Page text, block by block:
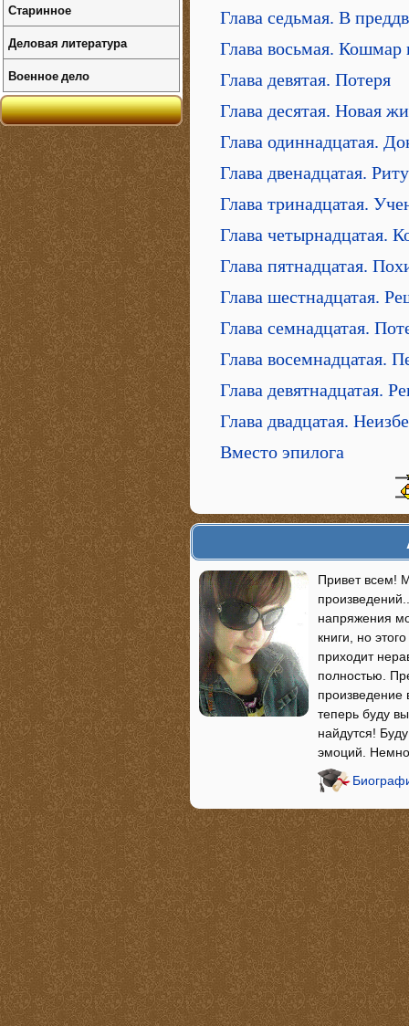
Глава седьмая. В
Глава восьмая. Кошмар
Глава девятая. Потеря
Глава десятая. Новая
Глава одиннадцатая.
Глава двенадцатая.
Глава тринадцатая.
Глава четырнадцатая.
Глава пятнадцатая.
Глава шестнадцатая.
Глава семнадцатая.
Глава восемнадцатая.
Глава девятнадцатая.
Глава двадцатая.
Вместо эпилога
Привет всем!
напряжения
книги, но
приходит
полностью.
произведение
теперь буду
найдутся!
эмоций.
Старинное
Деловая литература
Военное дело